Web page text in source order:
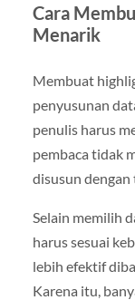
Cara
Menarik
Membuat
penyusunan
penulis harus
pembaca tidak
disusun dengan
Selain memilih
harus sesuai
lebih efektif
Karena itu,